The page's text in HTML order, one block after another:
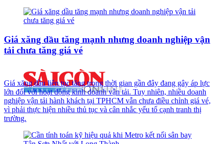
Giá xăng dầu tăng mạnh nhưng doanh nghiệp vận
tải chưa tăng giá vé
Giá xăng dầu liên tục tăng trong thời gian gần đây đang gây áp lực
lớn đối với hoạt động kinh doanh vận tải. Tuy nhiên, nhiều doanh
nghiệp vận tải hành khách tại TPHCM vẫn chưa điều chỉnh giá vé,
vì phải thực hiện nhiều thủ tục và cân nhắc yếu tố cạnh tranh thị
trường.